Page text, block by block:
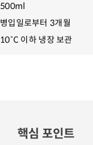
500ml
병입일로부터 3개월
10˚C 이하 냉장 보관
핵심 포인트